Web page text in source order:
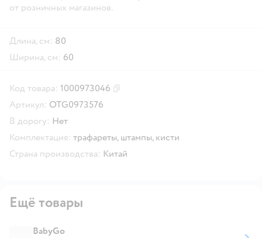
от розничных магазинов.
Длина, см: 80
Ширина, см: 60
Код товара: 1000973046
Артикул: OTG0973576
В дорогу: Нет
Комплектация: трафареты, штампы, кисти
Страна производства: Китай
Ещё товары
BabyGo